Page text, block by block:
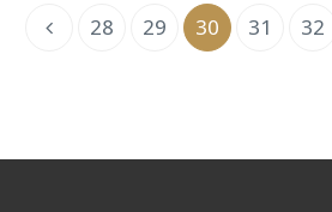
28 29 30 31 32